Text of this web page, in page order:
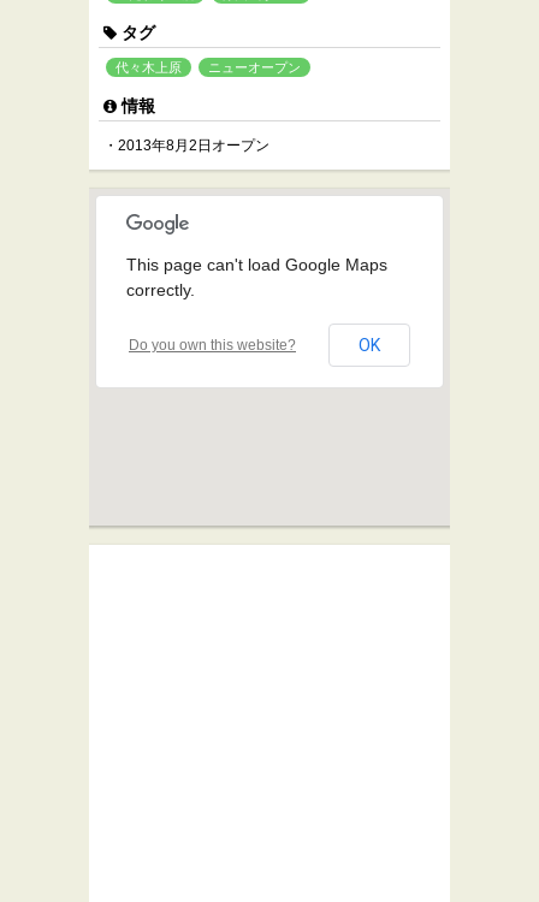
タグ
代々木上原 ニューオープン
情報
・2013年8月2日オープン
This page can't load Google Maps
correctly.
Do you own this website? OK